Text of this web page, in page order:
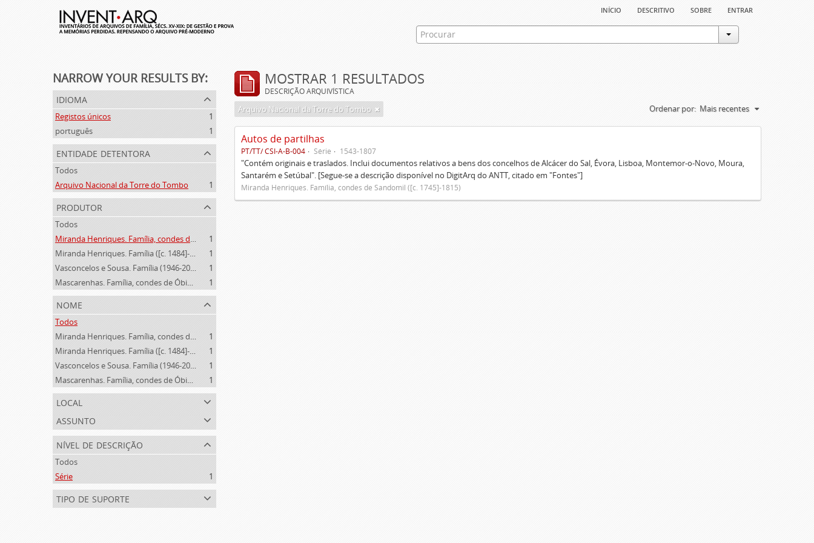
início descritivo sobre entrar
NARROW YOUR RESULTS BY:
idioma
Registos únicos
1
português
1
entidade detentora
Todos
Arquivo Nacional da Torre do Tombo
1
produtor
Todos
Miranda Henriques. Família, condes de Sandomil ([c. 1745]-1815)
1
Miranda Henriques. Família ([c. 1484]-[c.1745])
1
Vasconcelos e Sousa. Família (1946-2006)
1
Mascarenhas. Família, condes de Óbidos, Palma e Sabugal (1669-1910)
1
nome
Todos
Miranda Henriques. Família, condes de Sandomil ([c. 1745]-1815)
1
Miranda Henriques. Família ([c. 1484]-[c.1745])
1
Vasconcelos e Sousa. Família (1946-2006)
1
Mascarenhas. Família, condes de Óbidos, Palma e Sabugal (1669-1910)
1
local
assunto
nível de descrição
Todos
Série
1
tipo de suporte
MOSTRAR 1 RESULTADOS
DESCRIÇÃO ARQUIVÍSTICA
Arquivo Nacional da Torre do Tombo Ordenar por: Mais recentes
Autos de partilhas
PT/TT/ CSI-A-B-004 Série 1543-1807
"Contém originais e traslados. Inclui documentos relativos a bens dos concelhos de Alcácer do Sal, Évora, Lisboa, Montemor-o-Novo, Moura,
Santarém e Setúbal". [Segue-se a descrição disponível no DigitArq do ANTT, citado em "Fontes"]
Miranda Henriques. Família, condes de Sandomil ([c. 1745]-1815)